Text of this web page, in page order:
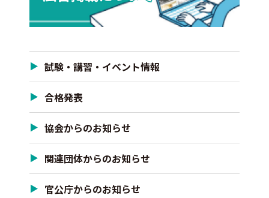
試験・講習・イベント情報
合格発表
協会からのお知らせ
関連団体からのお知らせ
官公庁からのお知らせ